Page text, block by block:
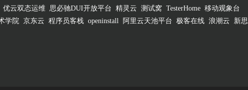
优云双态运维 思必驰DUI开放平台 精灵云 测试窝 TesterHome 移动观象台
学院 京东云 程序员客栈 openinstall 阿里云天池平台 极客在线 浪潮云
新思